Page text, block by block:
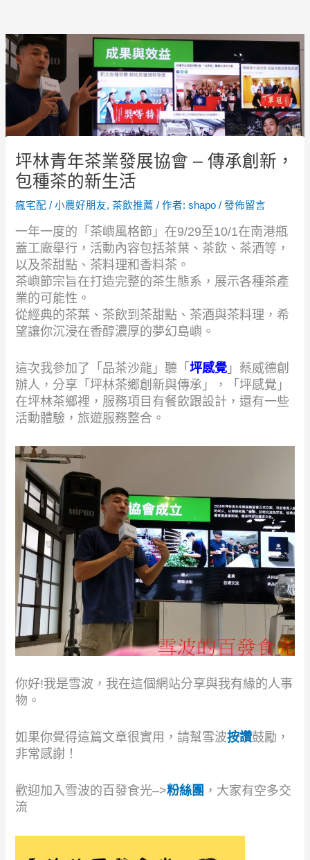
坪林青年茶業發展協會 – 傳承創新，
包種茶的新生活
瘋宅配 /小農好朋友,茶飲推薦 / 作者:shapo/發佈留言
一年一度的「茶嶼風格節」在9/29至10/1在南港瓶
蓋工廠舉行，活動內容包括茶葉、茶飲、茶酒等，
以及茶甜點、茶料理和香料茶。
茶嶼節宗旨在打造完整的茶生態系，展示各種茶產
業的可能性。
從經典的茶葉、茶飲到茶甜點、茶酒與茶料理，希
望讓你沉浸在香醇濃厚的夢幻島嶼。
這次我參加了「品茶沙龍」聽「坪感覺 」蔡威德創
辦人，分享「坪林茶鄉創新與傳承」，「坪感覺」
在坪林茶鄉裡，服務項目有餐飲跟設計，還有一些
活動體驗，旅遊服務整合。
你好!我是雪波，我在這個網站分享與我有緣的人事
物。
如果你覺得這篇文章很實用，請幫雪波按讚鼓勵，
非常感謝！
歡迎加入雪波的百發食光–>粉絲團 ，大家有空多交
流
Post
navigation